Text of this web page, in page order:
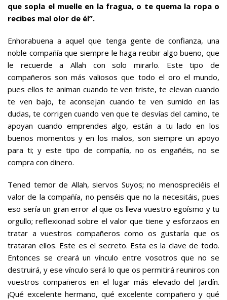
que sopla el muelle en la fragua, o te quema la ropa o
recibes mal olor de él”.
Enhorabuena a aquel que tenga gente de confianza, una
noble compañía que siempre le haga recibir algo bueno, que
le recuerde a Allah con solo mirarlo. Este tipo de
compañeros son más valiosos que todo el oro el mundo,
pues ellos te animan cuando te ven triste, te elevan cuando
te ven bajo, te aconsejan cuando te ven sumido en las
dudas, te corrigen cuando ven que te desvías del camino, te
apoyan cuando emprendes algo, están a tu lado en los
buenos momentos y en los malos, son siempre un apoyo
para ti; y este tipo de compañía, no os engañéis, no se
compra con dinero.
Tened temor de Allah, siervos Suyos; no menospreciéis el
valor de la compañía, no penséis que no la necesitáis, pues
eso sería un gran error al que os lleva vuestro egoísmo y tu
orgullo; reflexionad sobre el valor que tiene y esforzaos en
tratar a vuestros compañeros como os gustaría que os
trataran ellos. Este es el secreto. Esta es la clave de todo.
Entonces se creará un vínculo entre vosotros que no se
destruirá, y ese vínculo será lo que os permitirá reuniros con
vuestros compañeros en el lugar más elevado del Jardín.
¡Qué excelente hermano, qué excelente compañero y qué